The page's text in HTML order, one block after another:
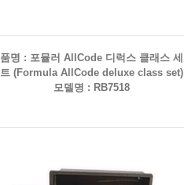
품명 : 포뮬러 AllCode 디럭스 클래스 세
트 (Formula AllCode deluxe class set)
모델명 : RB7518